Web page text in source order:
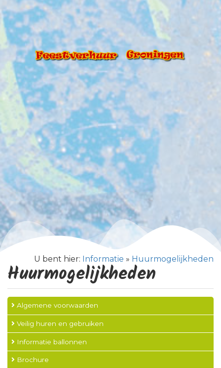
U bent hier: Informatie » Huurmogelijkheden
Huurmogelijkheden
Algemene voorwaarden
Veilig huren en gebruiken
Informatie ballonnen
Brochure